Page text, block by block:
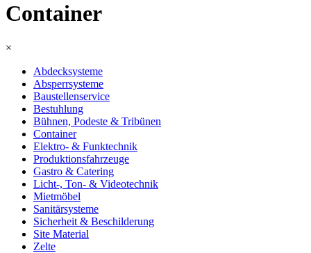
Container
×
Abdecksysteme
Absperrsysteme
Baustellenservice
Bestuhlung
Bühnen, Podeste & Tribünen
Container
Elektro- & Funktechnik
Produktionsfahrzeuge
Gastro & Catering
Licht-, Ton- & Videotechnik
Mietmöbel
Sanitärsysteme
Sicherheit & Beschilderung
Site Material
Zelte